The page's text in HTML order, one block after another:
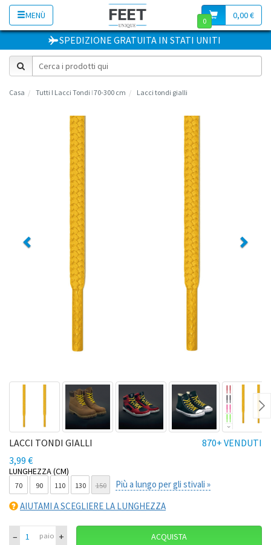
MENÙ 0,00 €
0
SPEDIZIONE GRATUITA IN STATI UNITI
Casa Tutti I Lacci Tondi ǀ 70-300 cm Lacci tondi gialli
Previous
870+ VENDUTI
LACCI TONDI GIALLI
3,99 €
LUNGHEZZA (CM)
70 90 110 130 150
Più a lungo per gli stivali »
AIUTAMI A SCEGLIERE LA LUNGHEZZA
– paio + ACQUISTA